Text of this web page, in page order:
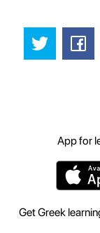
App for
Get Greek